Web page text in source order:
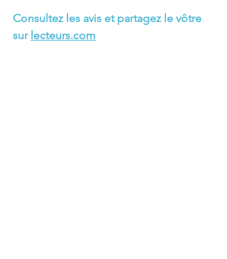
Consultez les avis et partagez le vôtre
sur lecteurs.com